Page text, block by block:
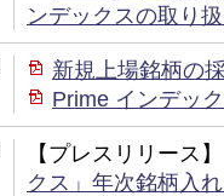
ンデックスの取り
新規上場銘柄の
Prime インデッ
【プレスリリース】
クス」年次銘柄入